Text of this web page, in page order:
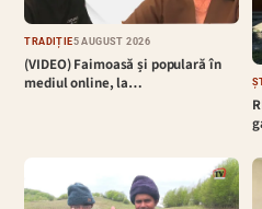
TRADIȚIE5 AUGUST 2026
(VIDEO) Faimoasă și populară în
mediul online, la…